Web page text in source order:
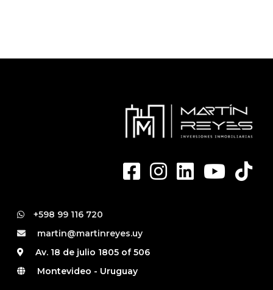
+598 99 116 720
martin@martinreyes.uy
Av. 18 de julio 1805 of 506
Montevideo - Uruguay